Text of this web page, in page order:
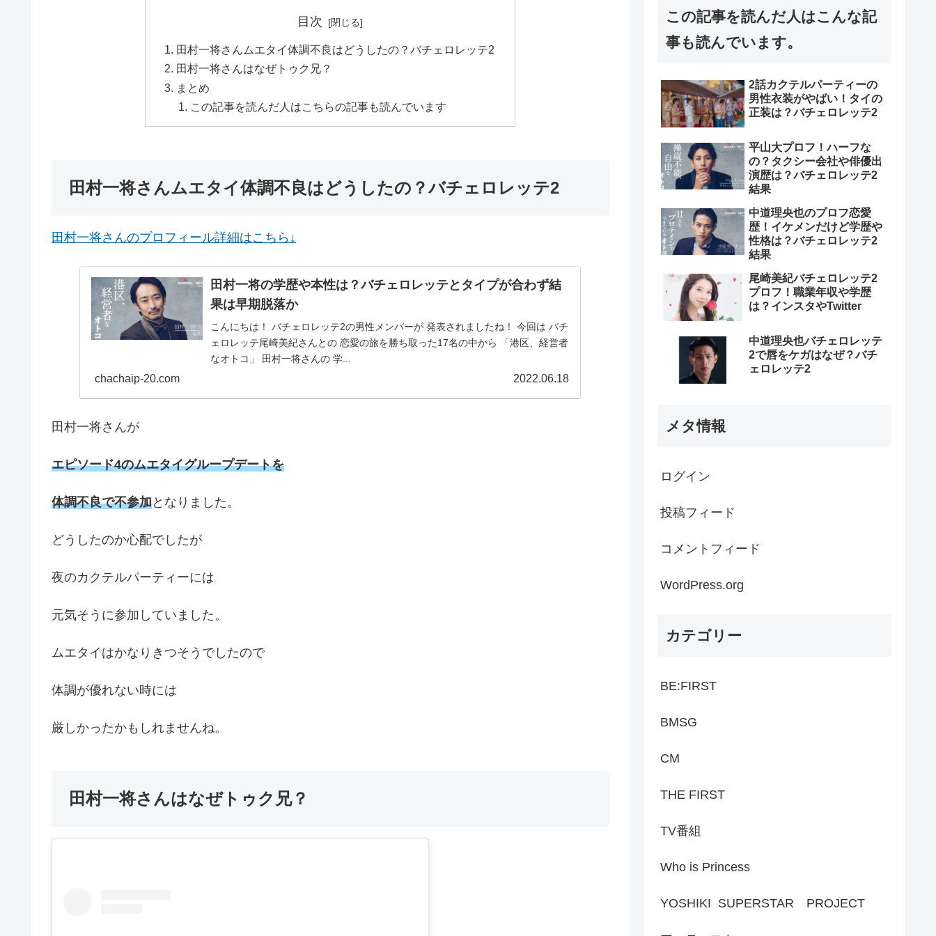
目次
田村一将さんムエタイ体調不良はどうしたの？バチェロレッテ2
田村一将さんはなぜトゥク兄？
まとめ
この記事を読んだ人はこちらの記事も読んでいます
田村一将さんムエタイ体調不良はどうしたの？バチェロレッテ2
田村一将さんのプロフィール詳細はこちら↓
田村一将の学歴や本性は？バチェロレッテとタイプが合わず結
果は早期脱落か
こんにちは！ バチェロレッテ2の男性メンバーが 発表されましたね！ 今回は バチ
ェロレッテ尾崎美紀さんとの 恋愛の旅を勝ち取った17名の中から 「港区、経営者
なオトコ」 田村一将さんの 学...
chachaip-20.com 2022.06.18
田村一将さんが
エピソード4のムエタイグループデートを
体調不良で不参加となりました。
どうしたのか心配でしたが
夜のカクテルパーティーには
元気そうに参加していました。
ムエタイはかなりきつそうでしたので
体調が優れない時には
厳しかったかもしれませんね。
田村一将さんはなぜトゥク兄？
この記事を読んだ人はこんな記
事も読んでいます。
2話カクテルパーティーの
男性衣装がやばい！タイの
正装は？バチェロレッテ2
平山大プロフ！ハーフな
の？タクシー会社や俳優出
演歴は？バチェロレッテ2
結果
中道理央也のプロフ恋愛
歴！イケメンだけど学歴や
性格は？バチェロレッテ2
結果
尾崎美紀バチェロレッテ2
プロフ！職業年収や学歴
は？インスタやTwitter
中道理央也バチェロレッテ
2で唇をケガはなぜ？バチ
ェロレッテ2
メタ情報
ログイン
投稿フィード
コメントフィード
WordPress.org
カテゴリー
BE:FIRST
BMSG
CM
THE FIRST
TV番組
Who is Princess
YOSHIKI SUPERSTAR PROJECT